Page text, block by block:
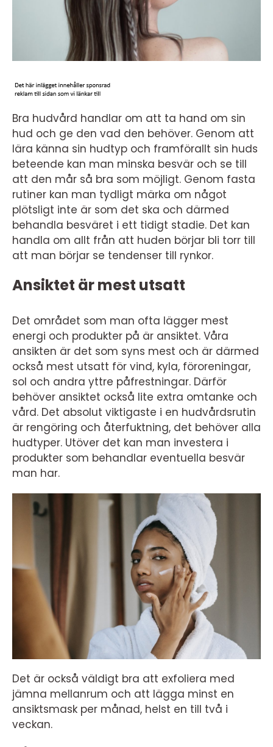
Bra hudvård handlar om att ta hand om sin
hud och ge den vad den behöver. Genom att
lära känna sin hudtyp och framförallt sin huds
beteende kan man minska besvär och se till
att den mår så bra som möjligt. Genom fasta
rutiner kan man tydligt märka om något
plötsligt inte är som det ska och därmed
behandla besväret i ett tidigt stadie. Det kan
handla om allt från att huden börjar bli torr till
att man börjar se tendenser till rynkor.
Ansiktet är mest utsatt
Det området som man ofta lägger mest
energi och produkter på är ansiktet. Våra
ansikten är det som syns mest och är därmed
också mest utsatt för vind, kyla, föroreningar,
sol och andra yttre påfrestningar. Därför
behöver ansiktet också lite extra omtanke och
vård. Det absolut viktigaste i en hudvårdsrutin
är rengöring och återfuktning, det behöver alla
hudtyper. Utöver det kan man investera i
produkter som behandlar eventuella besvär
man har.
Det är också väldigt bra att exfoliera med
jämna mellanrum och att lägga minst en
ansiktsmask per månad, helst en till två i
veckan.